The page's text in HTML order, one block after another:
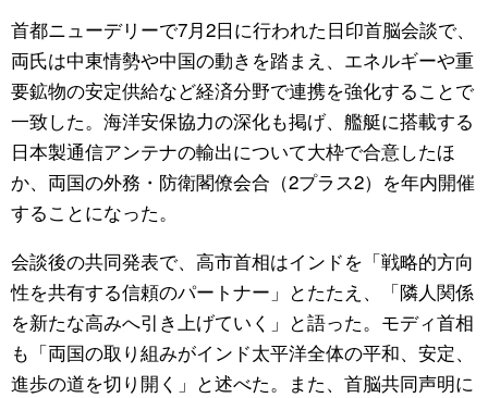
首都ニューデリーで7月2日に行われた日印首脳会談で、
両氏は中東情勢や中国の動きを踏まえ、エネルギーや重
要鉱物の安定供給など経済分野で連携を強化することで
一致した。海洋安保協力の深化も掲げ、艦艇に搭載する
日本製通信アンテナの輸出について大枠で合意したほ
か、両国の外務・防衛閣僚会合（2プラス2）を年内開催
することになった。
会談後の共同発表で、高市首相はインドを「戦略的方向
性を共有する信頼のパートナー」とたたえ、「隣人関係
を新たな高みへ引き上げていく」と語った。モディ首相
も「両国の取り組みがインド太平洋全体の平和、安定、
進歩の道を切り開く」と述べた。また、首脳共同声明に